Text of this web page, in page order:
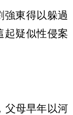
強東得以躲過
起疑似性侵案
父母早年以河